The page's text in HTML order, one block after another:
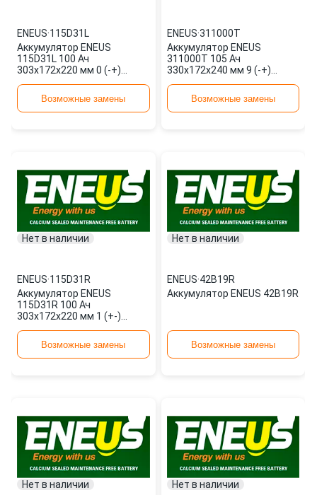
ENEUS·115D31L
Аккумулятор ENEUS
115D31L 100 Ач
303x172x220 мм 0 (-+)
Возможные замены
ENEUS·311000T
Аккумулятор ENEUS
311000T 105 Ач
330x172x240 мм 9 (-+)
Возможные замены
Нет в наличии
ENEUS·115D31R
Аккумулятор ENEUS
115D31R 100 Ач
303x172x220 мм 1 (+-)
Возможные замены
Нет в наличии
ENEUS·42B19R
Аккумулятор ENEUS 42B19R
Возможные замены
Нет в наличии Нет в наличии